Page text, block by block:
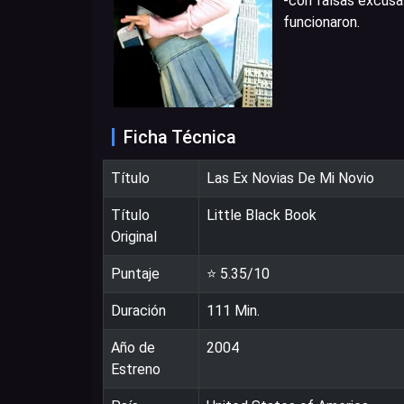
funcionaron.
Ficha Técnica
Título Las Ex Novias De Mi Novio
Título
Original
Little Black Book
Puntaje ⭐ 5.35/10
Duración 111 Min.
Año de
Estreno
2004